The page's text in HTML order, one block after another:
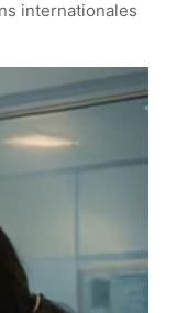
internationales